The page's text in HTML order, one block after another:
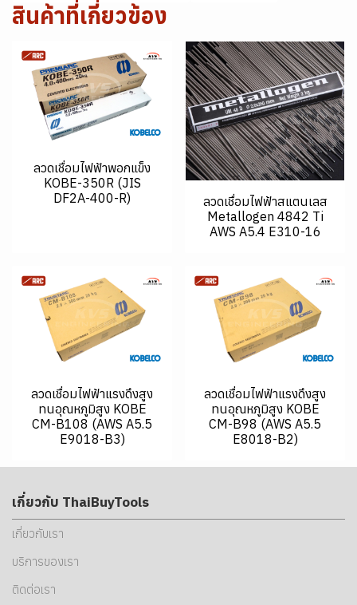
สินค้าที่เกี่ยวข้อง
ลวดเชื่อมไฟฟ้าพอกแข็ง
KOBE-350R (JIS
DF2A-400-R)
ลวดเชื่อมไฟฟ้าสแตนเลส
Metallogen 4842 Ti
AWS A5.4 E310-16
ลวดเชื่อมไฟฟ้าแรงดึงสูง
ทนอุณหภูมิสูง KOBE
CM-B108 (AWS A5.5
E9018-B3)
ลวดเชื่อมไฟฟ้าแรงดึงสูง
ทนอุณหภูมิสูง KOBE
CM-B98 (AWS A5.5
E8018-B2)
เกี่ยวกับ ThaiBuyTools
เกี่ยวกับเรา
บริการของเรา
ติดต่อเรา